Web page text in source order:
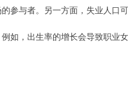
参与者。另一方面，失业人口
如，出生率的增长会导致职业女